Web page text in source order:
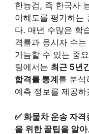
한능검, 즉 한국사
이해도를 평가하는
다. 매년 수많은 학
격률과 응시자 수
가늠할 수 있는 중
팅에서는 최근 5년
합격률 통계 를 분석
예측 정보를 제공하
✅화물차 운송 자격
을 위한 꿀팁을 알